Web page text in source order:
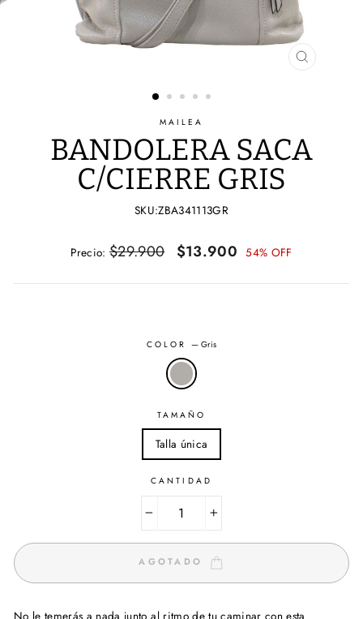
CERRAR
MAILEA
BANDOLERA SACA
C/CIERRE GRIS
SKU:ZBA341113GR
Precio
Precio: $29.900
Precio
oferta
$13.900 54% OFF
COLOR—Gris
TAMAÑO
Talla única
CANTIDAD
AGOTADO
No le temerás a nada junto al ritmo de tu caminar con esta